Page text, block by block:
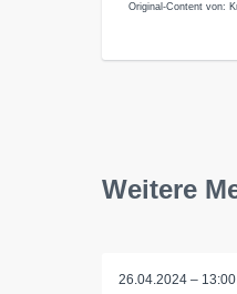
Original-Content von:
Weitere
26.04.2024 – 13:00